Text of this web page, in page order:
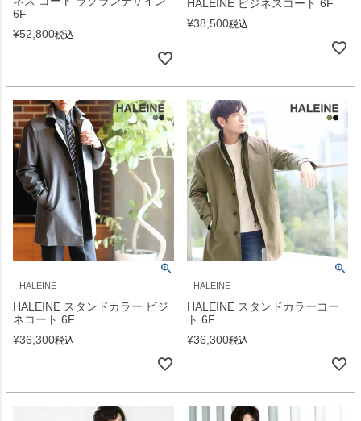
6F
¥52,800税込
HALEINE ビジネスコート 6F
¥38,500税込
HALEINE
HALEINE スタンドカラー ビジ
ネコート 6F
¥36,300税込
HALEINE
HALEINE スタンドカラーコー
ト 6F
¥36,300税込